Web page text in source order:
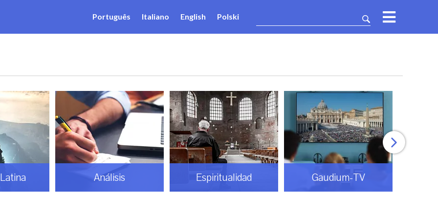
Português Italiano English Polski
Análisis Espiritualidad Gaudium-TV